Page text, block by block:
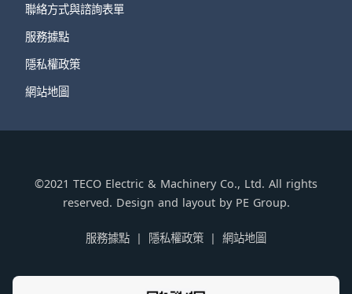
聯絡方式與諮詢表單
服務據點
隱私權政策
網站地圖
©2021 TECO Electric & Machinery Co., Ltd. All rights
reserved. Design and layout by PE Group.
服務據點 隱私權政策 網站地圖